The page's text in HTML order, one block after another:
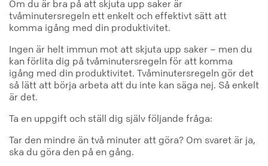
Om du är bra på att skjuta upp saker är
tvåminutersregeln ett enkelt och effektivt sätt att
komma igång med din produktivitet.
Ingen är helt immun mot att skjuta upp saker – men du
kan förlita dig på tvåminutersregeln för att komma
igång med din produktivitet. Tvåminutersregeln gör det
så lätt att börja arbeta att du inte kan säga nej. Så enkelt
är det.
Ta en uppgift och ställ dig själv följande fråga:
Tar den mindre än två minuter att göra? Om svaret är ja,
ska du göra den på en gång.